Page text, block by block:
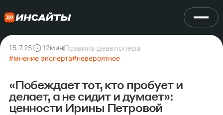
15.7.25 12минПравила девелопера
#мнение эксперта#невероятное
«Побеждает тот, кто пробует и
делает, а не сидит и думает»:
ценности Ирины Петровой